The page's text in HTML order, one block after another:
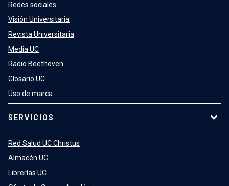
Redes sociales
Visión Universitaria
Revista Universitaria
Media UC
Radio Beethoven
Glosario UC
Uso de marca
SERVICIOS
Red Salud UC Christus
Almacén UC
Librerías UC